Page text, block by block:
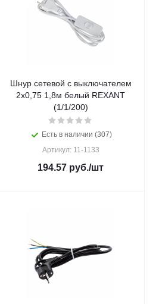
Шнур сетевой с выключателем
2х0,75 1,8м белый REXANT
(1/1/200)
Есть в наличии (307)
Артикул: 11-1133
194.57 руб./шт